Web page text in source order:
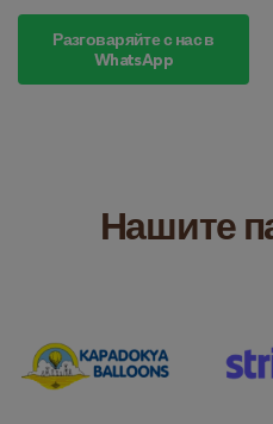
Разговаряйте с нас в
WhatsApp
Нашите